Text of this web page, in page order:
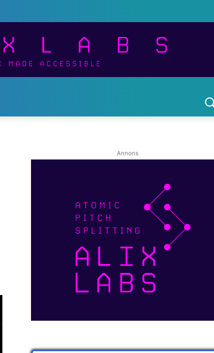
Annons